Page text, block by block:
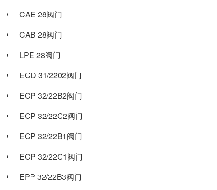
CAE 28阀门
CAB 28阀门
LPE 28阀门
ECD 31/2202阀门
ECP 32/22B2阀门
ECP 32/22C2阀门
ECP 32/22B1阀门
ECP 32/22C1阀门
EPP 32/22B3阀门